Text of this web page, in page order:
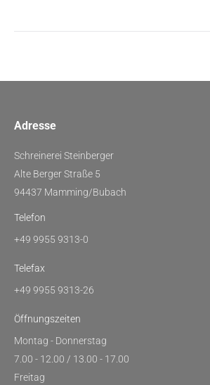
Adresse
Schreinerei Steinberger
Alte Berger Straße 5
94437 Mamming/Bubach
Telefon
+49 9955 9313-0
Telefax
+49 9955 9313-26
Öffnungszeiten
Montag - Donnerstag
7.00 - 12.00 / 13.00 - 17.00
Freitag